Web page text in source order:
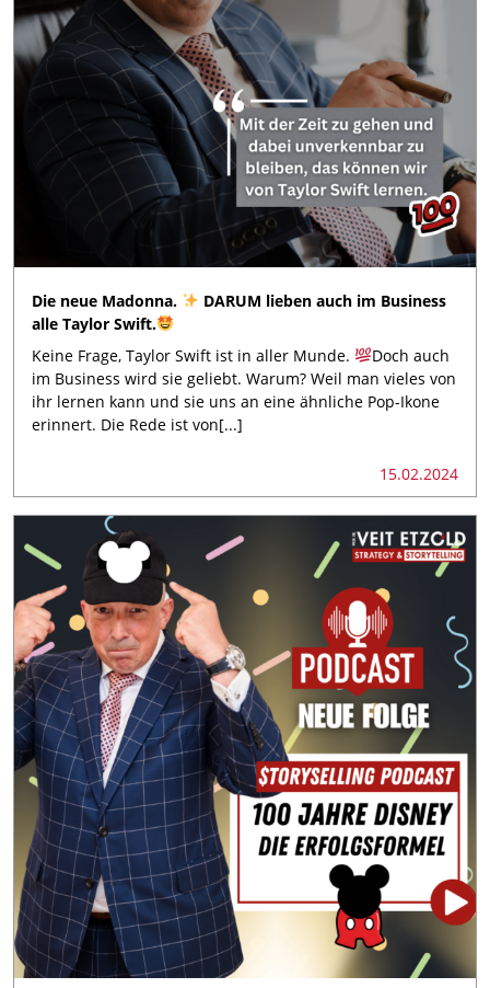
Die neue Madonna.
DARUM lieben auch im Business
alle Taylor Swift.
Keine Frage, Taylor Swift ist in aller Munde.
Doch auch
im Business wird sie geliebt. Warum? Weil man vieles von
ihr lernen kann und sie uns an eine ähnliche Pop-Ikone
erinnert. Die Rede ist von[...]
15.02.2024